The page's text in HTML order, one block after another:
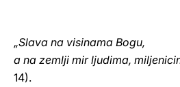
„Slava na visinama Bogu,
a na zemlji mir ljudima,
14).